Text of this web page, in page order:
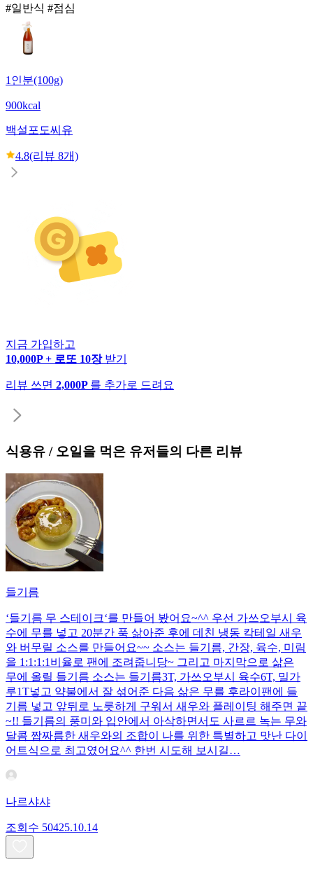
#일반식 #점심
1인분(100g)
900kcal
백설 포도씨유
4.8(리뷰 8개)
지금 가입하고
10,000P + 로또 10장 받기
리뷰 쓰면 2,000P 를 추가로 드려요
식용유 / 오일 을 먹은 유저들의 다른 리뷰
들기름
‘들기름 무 스테이크‘를 만들어 봤어요~^^ 우선 가쓰오부시 육
수에 무를 넣고 20분간 푹 삶아준 후에 데친 냉동 칵테일 새우
와 버무릴 소스를 만들어요~~ 소스는 들기름, 간장, 육수, 미림
을 1:1:1:1비율로 팬에 조려줍니당~ 그리고 마지막으로 삶은
무에 올릴 들기름 소스는 들기름3T, 가쓰오부시 육수6T, 밀가
루1T넣고 약불에서 잘 섞어준 다음 삶은 무를 후라이팬에 들
기름 넣고 앞뒤로 노릇하게 구워서 새우와 플레이팅 해주면 끝
~!! 들기름의 풍미와 입안에서 아삭하면서도 사르르 녹는 무와
달콤 짭짜름한 새우와의 조합이 나를 위한 특별하고 맛난 다이
어트식으로 최고였어요^^ 한번 시도해 보시길…
나르샤샤
조회수 50425.10.14